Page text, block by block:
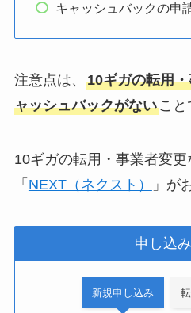
キャッシュバックの申
注意点は、 10ギガの転用
ャッシュバックがないこと
10ギガの転用・事業者変
「 NEXT（ネクスト） 」が
申し込
新規申し込み